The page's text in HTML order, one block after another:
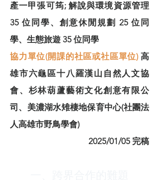
產一甲張可筠; 解說與環境資源管理
35 位同學、創意休閒規劃 25 位同
學、生態旅遊 35 位同學
協力單位(開課的社區或社區單位) 高
雄市六龜區十八羅漢山自然人文協
會、杉林葫蘆藝術文化創意有限公
司、美濃湖水雉棲地保育中心(社團法
人高雄市野鳥學會)
2025/01/05 完稿